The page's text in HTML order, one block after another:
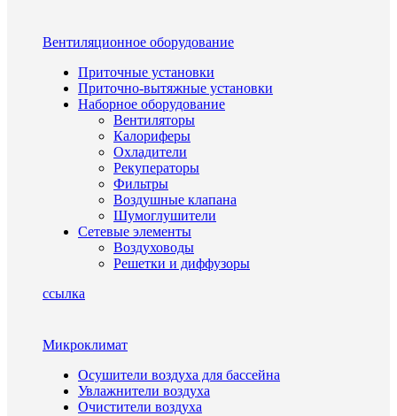
Вентиляционное оборудование
Приточные установки
Приточно-вытяжные установки
Наборное оборудование
Вентиляторы
Калориферы
Охладители
Рекуператоры
Фильтры
Воздушные клапана
Шумоглушители
Сетевые элементы
Воздуховоды
Решетки и диффузоры
ссылка
Микроклимат
Осушители воздуха для бассейна
Увлажнители воздуха
Очистители воздуха